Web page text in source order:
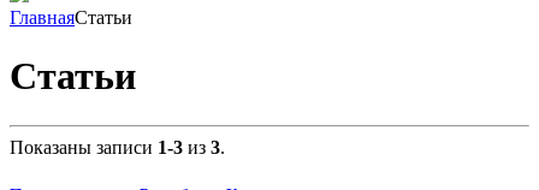
ГлавнаяСтатьи
Статьи
Показаны записи 1-3 из 3.